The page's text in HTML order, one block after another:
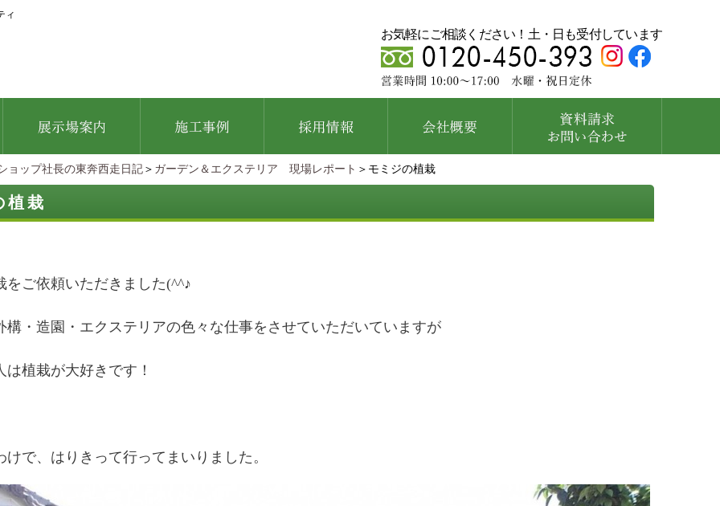
ィ
お気軽にご相談ください！土・日も受付しています
ョップ社長の東奔西走日記 ＞ ガーデン＆エクステリア 現場レポート ＞モミジの植栽
植栽
をご依頼いただきました(^^♪
構・造園・エクステリアの色々な仕事をさせていただいていますが
は植栽が大好きです！
けで、はりきって行ってまいりました。